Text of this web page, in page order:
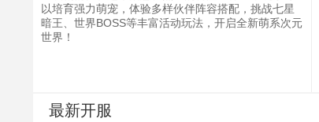
以培育强力萌宠，体验多样伙伴阵容搭配，挑战七星
暗王、世界BOSS等丰富活动玩法，开启全新萌系次元
世界！
最新开服